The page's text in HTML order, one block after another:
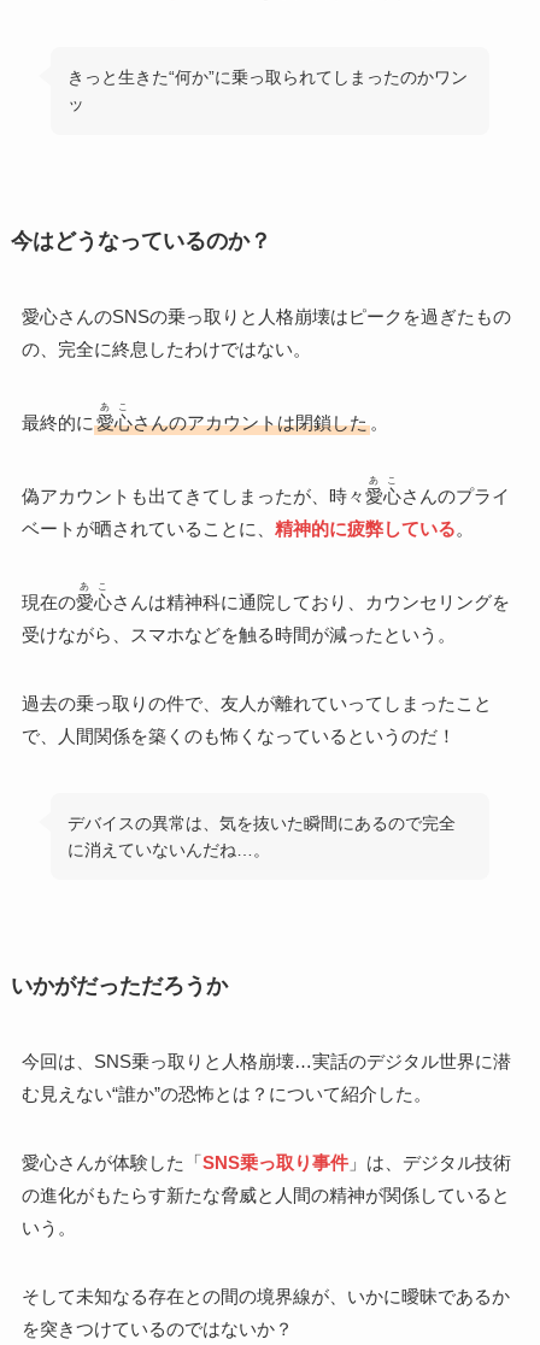
きっと生きた“何か”に乗っ取られてしまったのかワン
ッ
今はどうなっているのか？
愛心さんのSNSの乗っ取りと人格崩壊はピークを過ぎたもの
の、完全に終息したわけではない。
最終的に 愛心
あこ
さんのアカウントは閉鎖した。
偽アカウントも出てきてしまったが、時々愛心
あこ
さんのプライ
ベートが晒されていることに、 精神的に疲弊している。
現在の愛心
あこ
さんは精神科に通院しており、カウンセリングを
受けながら、スマホなどを触る時間が減ったという。
過去の乗っ取りの件で、友人が離れていってしまったこと
で、人間関係を築くのも怖くなっているというのだ！
デバイスの異常は、気を抜いた瞬間にあるので完全
に消えていないんだね…。
いかがだっただろうか
今回は、SNS乗っ取りと人格崩壊…実話のデジタル世界に潜
む見えない“誰か”の恐怖とは？について紹介した。
愛心さんが体験した「SNS乗っ取り事件」は、デジタル技術
の進化がもたらす新たな脅威と人間の精神が関係していると
いう。
そして未知なる存在との間の境界線が、いかに曖昧であるか
を突きつけているのではないか？